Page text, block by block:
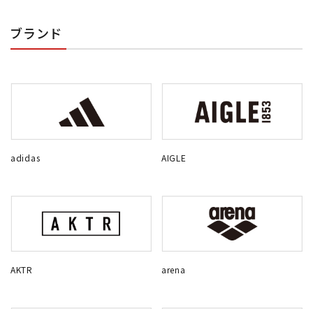
ブランド
adidas AIGLE
AKTR arena